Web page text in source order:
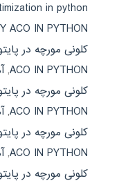
in python
ACO IN PYTHON
کلونی مورچه در
ACO IN PYTHON
,
کلونی مورچه در
ACO IN PYTHON
,
کلونی مورچه در
ACO IN PYTHON
,
کلونی مورچه در